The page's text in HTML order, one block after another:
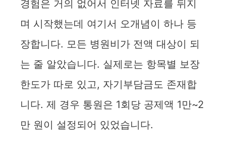
경험은 거의 없어서 인터넷 자료를 뒤지
며 시작했는데 여기서 오개념이 하나 등
장합니다. 모든 병원비가 전액 대상이 되
는 줄 알았습니다. 실제로는 항목별 보장
한도가 따로 있고, 자기부담금도 존재합
니다. 제 경우 통원은 1회당 공제액 1만~2
만 원이 설정되어 있었습니다.